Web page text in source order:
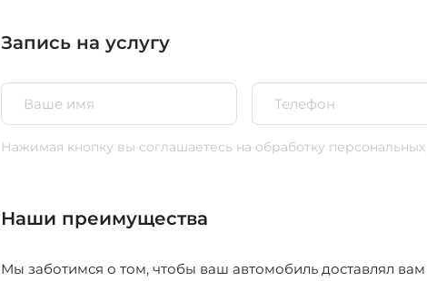
Запись на услугу
Нажимая кнопку вы соглашаетесь на обработку
Наши преимущества
Мы заботимся о том, чтобы ваш автомобиль доставлял